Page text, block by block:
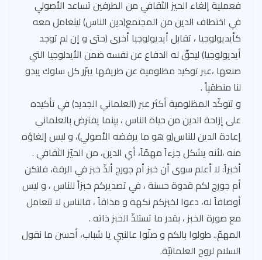
فعملية إلغاء الحيز الثقافي من الطرفين تساعد الأصولي
في اختطاف الدين من المجتمع(دين الناس) ليتعامل معه
كأيديولوجيا ، تقابل أيديولوجيا أخرى (حتى و إن لم توجد
أيديولوجيا) ليحقّ له الدفاع عن نفسه ضمن الأيدلوجيا التي
صنعها ،عبر توكيد مظلومية عن طريقها يبرّر كل سلوك يبدو
لنا منطقياً .
و تتوكّد المظلومية أكثر عبر (العلماني الجديد) في تأكيده
على إزاحة الدين من حياة الناس ، بينما يفترض بالعلماني
إعادة الدين للناس(و هو ما يرفضه الأصولي)، و ليس إلغاؤه
منه ،لأنه يشكل جزءاً مهمّاً، أي الدين، من الحيّز الثقافي .
أخيراً: لا أعلم سوى أن خبز أم جورج ألذّ خبز في الرقة، فلتكن
أم جورج لكم قدوة حسنة ، في تصديركم خبزاً للناس ، و ليس
أوصافاً له، دعوا لخبزكم نكهة و مذاقاً ، فالناس لا تتعامل
مع صورة الخبز ، بقدر ما تستلذّ الخبز ذاته .
المهمّ.. طولوا بالكم و صلّوا عالنبي يا شباب، أحسن ما نقول
السلام لروح العلمانيّة.